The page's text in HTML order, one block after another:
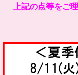
上記の点等をご理